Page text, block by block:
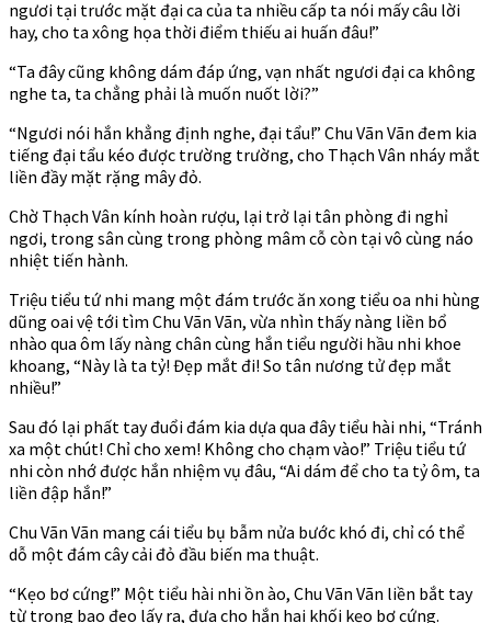
ngươi tại trước mặt đại ca của ta nhiều cấp ta nói mấy câu lời
hay, cho ta xông họa thời điểm thiếu ai huấn đâu!”
“Ta đây cũng không dám đáp ứng, vạn nhất ngươi đại ca không
nghe ta, ta chẳng phải là muốn nuốt lời?”
“Ngươi nói hắn khẳng định nghe, đại tẩu!” Chu Vãn Vãn đem kia
tiếng đại tẩu kéo được trường trường, cho Thạch Vân nháy mắt
liền đầy mặt rặng mây đỏ.
Chờ Thạch Vân kính hoàn rượu, lại trở lại tân phòng đi nghỉ
ngơi, trong sân cùng trong phòng mâm cỗ còn tại vô cùng náo
nhiệt tiến hành.
Triệu tiểu tứ nhi mang một đám trước ăn xong tiểu oa nhi hùng
dũng oai vệ tới tìm Chu Vãn Vãn, vừa nhìn thấy nàng liền bổ
nhào qua ôm lấy nàng chân cùng hắn tiểu người hầu nhi khoe
khoang, “Này là ta tỷ! Đẹp mắt đi! So tân nương tử đẹp mắt
nhiều!”
Sau đó lại phất tay đuổi đám kia dựa qua đây tiểu hài nhi, “Tránh
xa một chút! Chỉ cho xem! Không cho chạm vào!” Triệu tiểu tứ
nhi còn nhớ được hắn nhiệm vụ đâu, “Ai dám để cho ta tỷ ôm, ta
liền đập hắn!”
Chu Vãn Vãn mang cái tiểu bụ bẫm nửa bước khó đi, chỉ có thể
dỗ một đám cây cải đỏ đầu biến ma thuật.
“Kẹo bơ cứng!” Một tiểu hài nhi ồn ào, Chu Vãn Vãn liền bắt tay
từ trong bao đeo lấy ra, đưa cho hắn hai khối kẹo bơ cứng.